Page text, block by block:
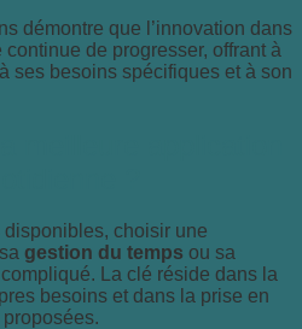
démontre que l’innovation dans
continue de progresser, offrant à
ses besoins spécifiques et à son
disponibles, choisir une
gestion du temps ou sa
La clé réside dans la
besoins et dans la prise en